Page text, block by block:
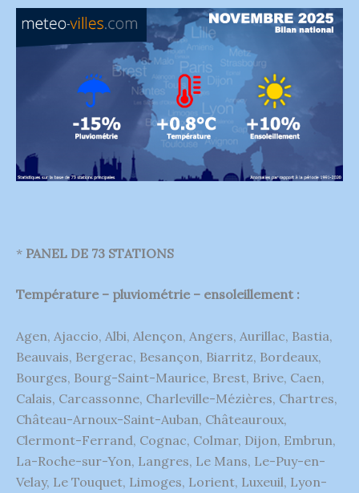
* PANEL DE 73 STATIONS
Température – pluviométrie – ensoleillement :
Agen, Ajaccio, Albi, Alençon, Angers, Aurillac, Bastia,
Beauvais, Bergerac, Besançon, Biarritz, Bordeaux,
Bourges, Bourg-Saint-Maurice, Brest, Brive, Caen,
Calais, Carcassonne, Charleville-Mézières, Chartres,
Château-Arnoux-Saint-Auban, Châteauroux,
Clermont-Ferrand, Cognac, Colmar, Dijon, Embrun,
La-Roche-sur-Yon, Langres, Le Mans, Le-Puy-en-
Velay, Le Touquet, Limoges, Lorient, Luxeuil, Lyon-